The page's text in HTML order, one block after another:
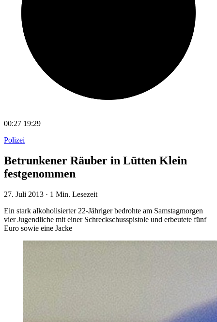
00:27 19:29
Polizei
Betrunkener Räuber in Lütten Klein
festgenommen
27. Juli 2013 · 1 Min. Lesezeit
Ein stark alkoholisierter 22-Jähriger bedrohte am Samstagmorgen
vier Jugendliche mit einer Schreckschusspistole und erbeutete fünf
Euro sowie eine Jacke